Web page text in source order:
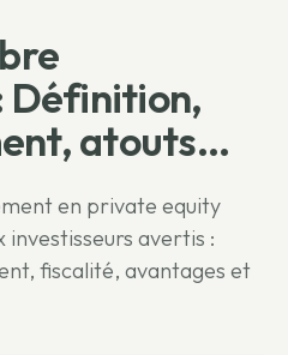
Définition,
atouts...
en private equity
avertis :
fiscalité, avantages et